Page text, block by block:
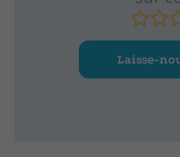
Laisse-